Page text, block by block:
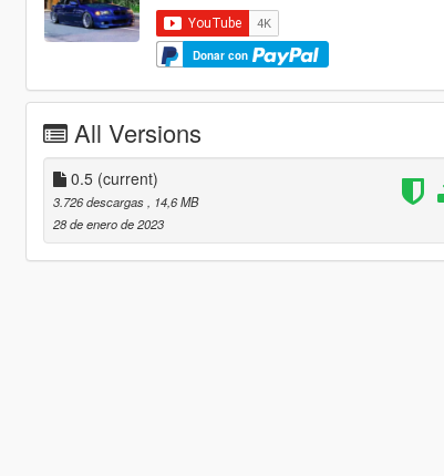
Donar con
All Versions
0.5 (current)
3.726 descargas
, 14,6 MB
28 de enero de 2023